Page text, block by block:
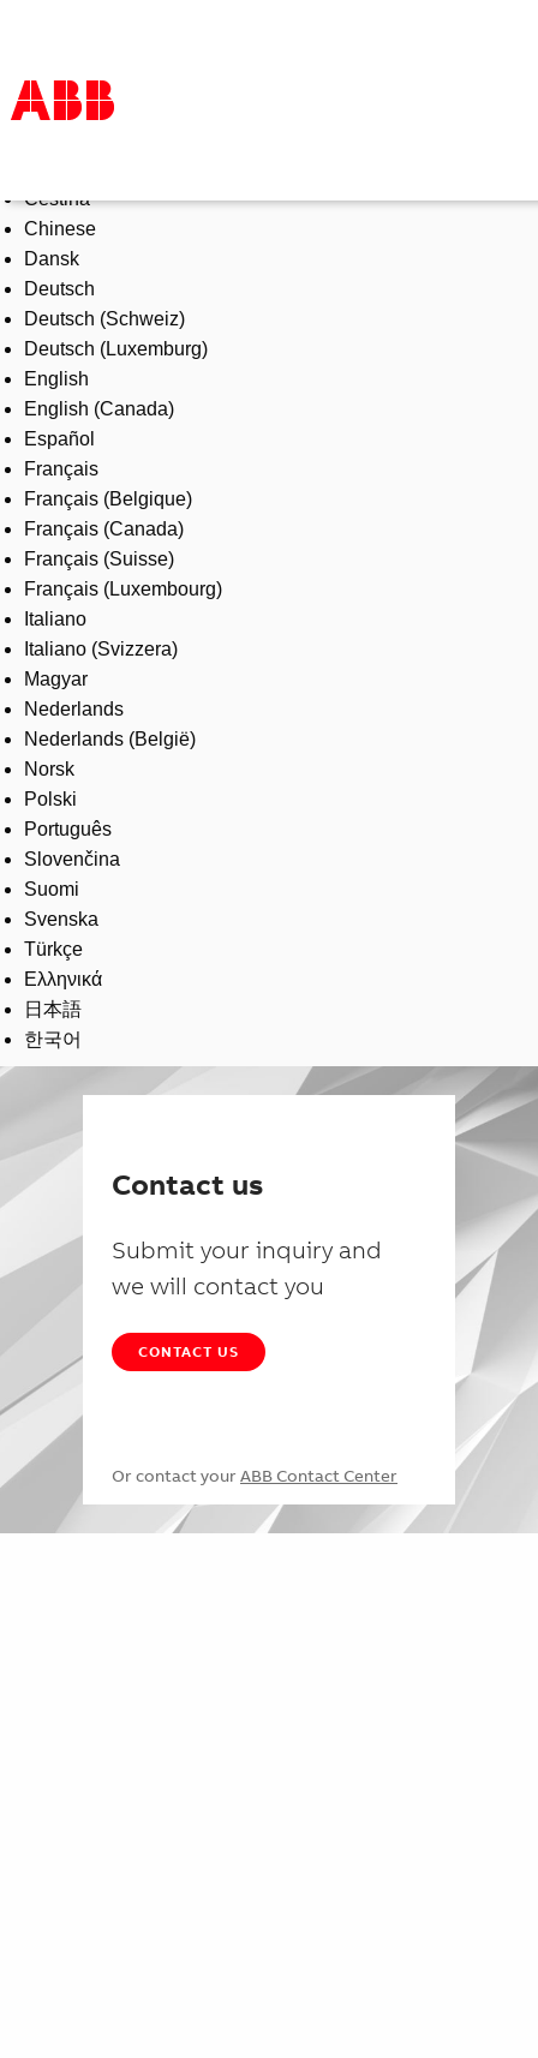
Products & Solutions
Industries
Services
About us
Where to buy
Contact us
Careers
Čeština
Chinese
Dansk
Deutsch
Deutsch (Schweiz)
Deutsch (Luxemburg)
English
English (Canada)
Español
Français
Français (Belgique)
Français (Canada)
Français (Suisse)
Français (Luxembourg)
Italiano
Italiano (Svizzera)
Magyar
Nederlands
Nederlands (België)
Norsk
Polski
Português
Slovenčina
Suomi
Svenska
Türkçe
Ελληνικά
日本語
한국어
Contact us
Submit your inquiry and
we will contact you
CONTACT US
Or contact your ABB Contact Center